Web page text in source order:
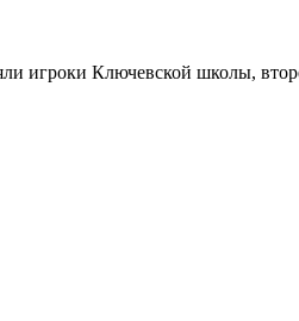
игроки Ключевской школы,